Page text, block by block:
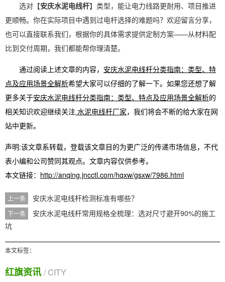
选对【安庆水泥电线杆】类型，能让电力线路更耐用、项目推进
更顺畅。你在实际项目中遇到过电杆选择的难题吗？欢迎留言分享，
也可以直接联系我们，根据你的具体需求提供定制方案——从材料配
比到交付周期，我们都能帮你理清楚。
通过阅读上述文章的内容， 安庆水泥电线杆分类指南：类型、特
点及应用场景全解析希望大家可以仔细的了解一下。如果您还想了解
更多关于安庆水泥电线杆分类指南：类型、特点及应用场景全解析的
相关知识欢迎继续关注 水泥电线杆厂家，我们将会不断的给大家在网
站中更新。
声明:该文章系转载，登载该文章目的为更广泛的传递市场信息，不代
表小编和公司赞同其观点。文章内容仅供参考。
本文链接： http://anqing.jncctl.com/hqxw/gsxw/7986.html
上一条 安庆水泥电线杆检测标准有哪些？
下一条
安庆水泥电线杆常用规格全梳理：选对尺寸避开90%的施工
坑
本文标签：
红旗资讯 / CITY